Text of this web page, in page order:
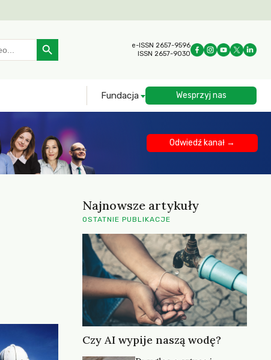
Search Button
e-ISSN 2657-9596
ISSN 2657-9030
Fundacja Wesprzyj nas
Odwiedź kanał →
Najnowsze artykuły
OSTATNIE PUBLIKACJE
Czy AI wypije naszą wodę?